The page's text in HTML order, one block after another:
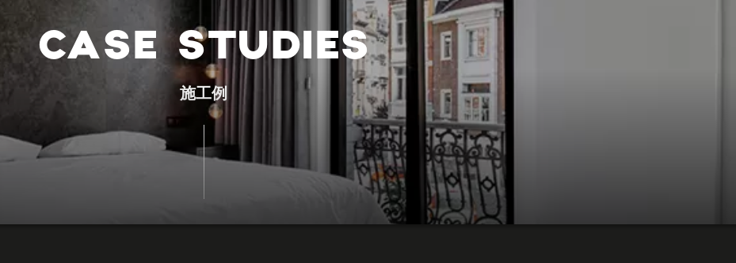
CASE STUDIES
施工例